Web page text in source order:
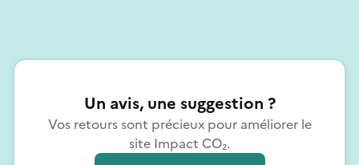
Un avis, une suggestion ?
Vos retours sont précieux pour améliorer le
site Impact CO₂.